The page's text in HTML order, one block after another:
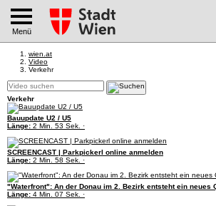
Menü
wien.at
Video
Verkehr
Verkehr
Bauupdate U2 / U5
Länge: 2 Min. 53 Sek. ·
SCREENCAST | Parkpickerl online anmelden
Länge: 2 Min. 58 Sek. ·
"Waterfront": An der Donau im 2. Bezirk entsteht ein neues
Länge: 4 Min. 07 Sek. ·